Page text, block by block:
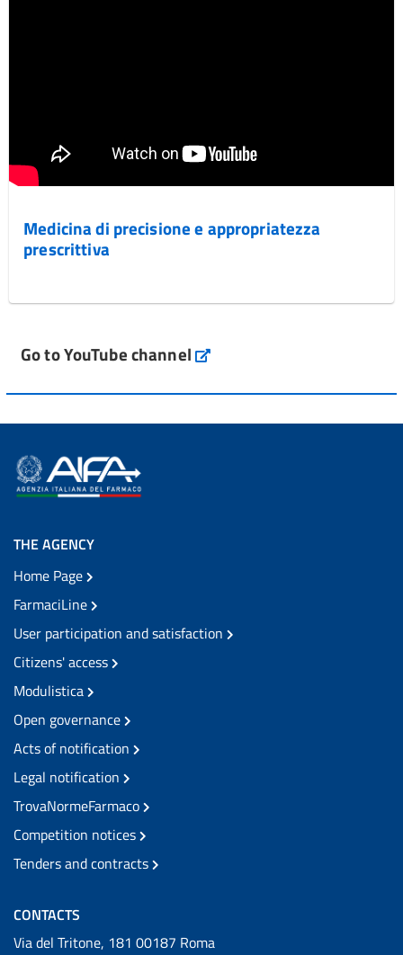
Medicina di precisione e appropriatezza
prescrittiva
Go to YouTube channel
THE AGENCY
Home Page
FarmaciLine
User participation and satisfaction
Citizens' access
Modulistica
Open governance
Acts of notification
Legal notification
TrovaNormeFarmaco
Competition notices
Tenders and contracts
CONTACTS
Via del Tritone, 181 00187 Roma